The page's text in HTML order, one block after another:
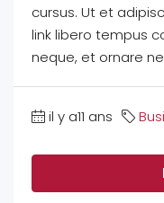
cursus. Ut et
link libero tempus
neque, et ornare
il y a11 ans